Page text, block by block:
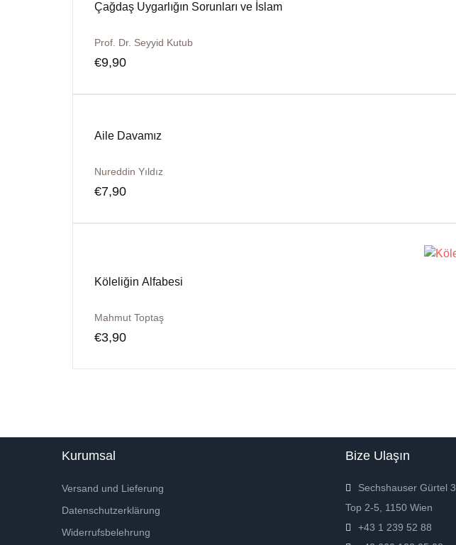
Çağdaş Uygarlığın Sorunları ve İslam
Prof. Dr. Seyyid Kutub
€9,90
Aile Davamız
Nureddin Yıldız
€7,90
Köleliğin Alfabesi
Mahmut Toptaş
€3,90
Kurumsal
Versand und Lieferung
Datenschutzerklärung
Widerrufsbelehrung
Bize Ulaşın
Sechshauser Gürtel 3,
Top 2-5, 1150 Wien
+43 1 239 52 88